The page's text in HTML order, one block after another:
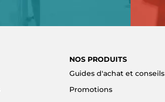
NOS PRODUITS
Guides d'achat et conseils
Promotions